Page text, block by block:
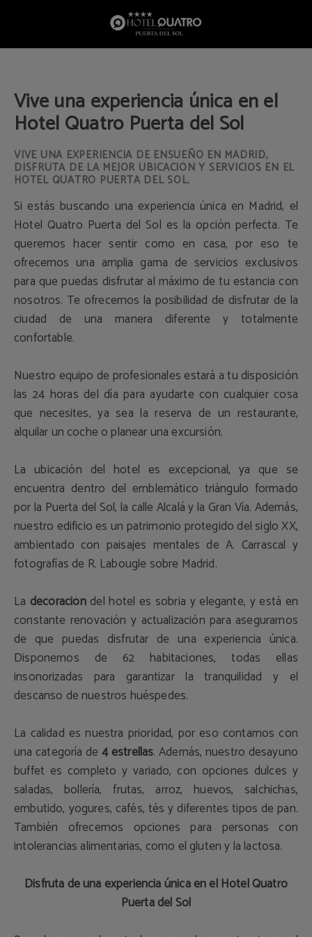
Vive una experiencia única en el
Hotel Quatro Puerta del Sol
VIVE UNA EXPERIENCIA DE ENSUEÑO EN MADRID,
DISFRUTA DE LA MEJOR UBICACIÓN Y SERVICIOS EN EL
HOTEL QUATRO PUERTA DEL SOL.
Si estás buscando una experiencia única en Madrid, el
Hotel Quatro Puerta del Sol es la opción perfecta. Te
queremos hacer sentir como en casa, por eso te
ofrecemos una amplia gama de servicios exclusivos
para que puedas disfrutar al máximo de tu estancia con
nosotros. Te ofrecemos la posibilidad de disfrutar de la
ciudad de una manera diferente y totalmente
confortable.
Nuestro equipo de profesionales estará a tu disposición
las 24 horas del día para ayudarte con cualquier cosa
que necesites, ya sea la reserva de un restaurante,
alquilar un coche o planear una excursión.
La ubicación del hotel es excepcional, ya que se
encuentra dentro del emblemático triángulo formado
por la Puerta del Sol, la calle Alcalá y la Gran Vía. Además,
nuestro edificio es un patrimonio protegido del siglo XX,
ambientado con paisajes mentales de A. Carrascal y
fotografías de R. Labougle sobre Madrid.
La decoracióndel hotel es sobria y elegante, y está en
constante renovación y actualización para asegurarnos
de que puedas disfrutar de una experiencia única.
Disponemos de 62 habitaciones, todas ellas
insonorizadas para garantizar la tranquilidad y el
descanso de nuestros huéspedes.
La calidad es nuestra prioridad, por eso contamos con
una categoría de4 estrellas. Además, nuestro desayuno
buffet es completo y variado, con opciones dulces y
saladas, bollería, frutas, arroz, huevos, salchichas,
embutido, yogures, cafés, tés y diferentes tipos de pan.
También ofrecemos opciones para personas con
intolerancias alimentarias, como el gluten y la lactosa.
Disfruta de una experiencia única en el Hotel Quatro
Puerta del Sol